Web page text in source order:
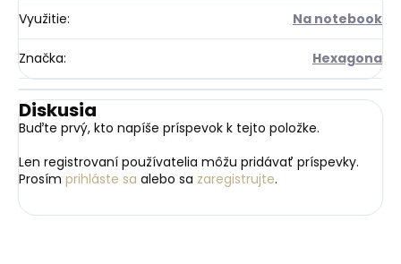
Využitie: Na notebook
Značka: Hexagona
Diskusia
Buďte prvý, kto napíše príspevok k tejto položke.
Len registrovaní používatelia môžu pridávať príspevky.
Prosím prihláste sa alebo sa zaregistrujte.